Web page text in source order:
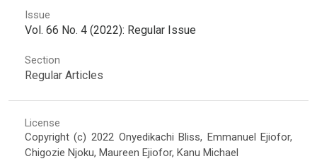
Issue
Vol. 66 No. 4 (2022): Regular Issue
Section
Regular Articles
License
Copyright (c) 2022 Onyedikachi Bliss, Emmanuel Ejiofor,
Chigozie Njoku, Maureen Ejiofor, Kanu Michael